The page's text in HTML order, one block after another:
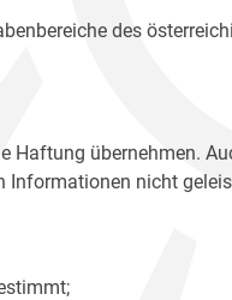
des
Haftung übernehmen.
nicht